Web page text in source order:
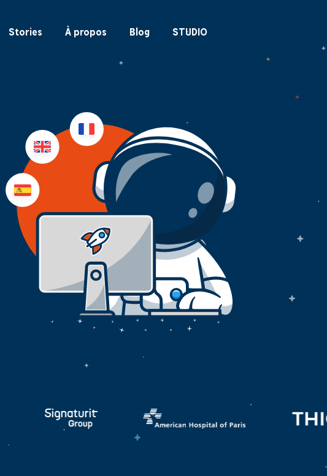
Stories À propos Blog STUDIO